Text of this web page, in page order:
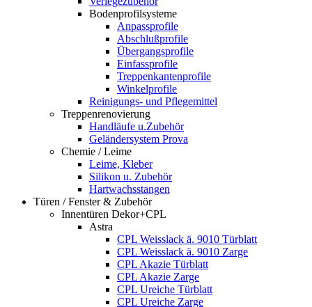
Bodenprofilsysteme
Anpassprofile
Abschlußprofile
Übergangsprofile
Einfassprofile
Treppenkantenprofile
Winkelprofile
Reinigungs- und Pflegemittel
Treppenrenovierung
Handläufe u.Zubehör
Geländersystem Prova
Chemie / Leime
Leime, Kleber
Silikon u. Zubehör
Hartwachsstangen
Türen / Fenster & Zubehör
Innentüren Dekor+CPL
Astra
CPL Weisslack ä. 9010 Türblatt
CPL Weisslack ä. 9010 Zarge
CPL Akazie Türblatt
CPL Akazie Zarge
CPL Ureiche Türblatt
CPL Ureiche Zarge